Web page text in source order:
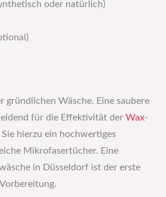
oder natürlich)
gründlichen Wäsche. Eine saubere
für die Effektivität der Wax-
hierzu ein hochwertiges
Mikrofasertücher. Eine
in Düsseldorf ist der erste